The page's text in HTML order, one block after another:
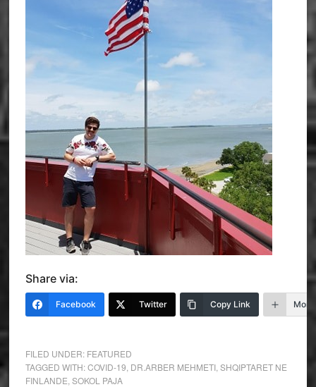
Share via:
Facebook Twitter Copy Link More
FILED UNDER: FEATURED
TAGGED WITH:COVID-19 DR.ARBER MEHMETI, SHQIPTARET NE
FINLANDE SOKOL PAJA